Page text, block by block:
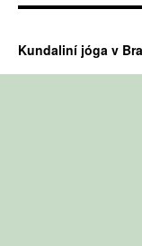
Kundaliní jóga v